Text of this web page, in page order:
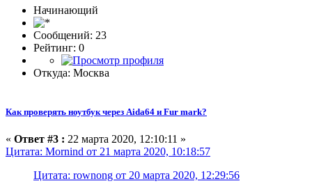
Начинающий
Сообщений: 23
Рейтинг: 0
Откуда: Москва
Как проверять ноутбук через Aida64 и Fur mark?
« Ответ #3 : 22 марта 2020, 12:10:11 »
Цитата: Mornind от 21 марта 2020, 10:18:57
Цитата: rownong от 20 марта 2020, 12:29:56